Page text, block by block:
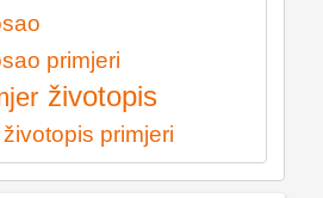
primjeri
životopis
životopis primjeri